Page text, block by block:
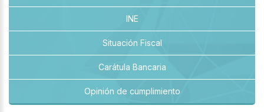
INE
Situación Fiscal
Carátula Bancaria
Opinión de cumplimiento